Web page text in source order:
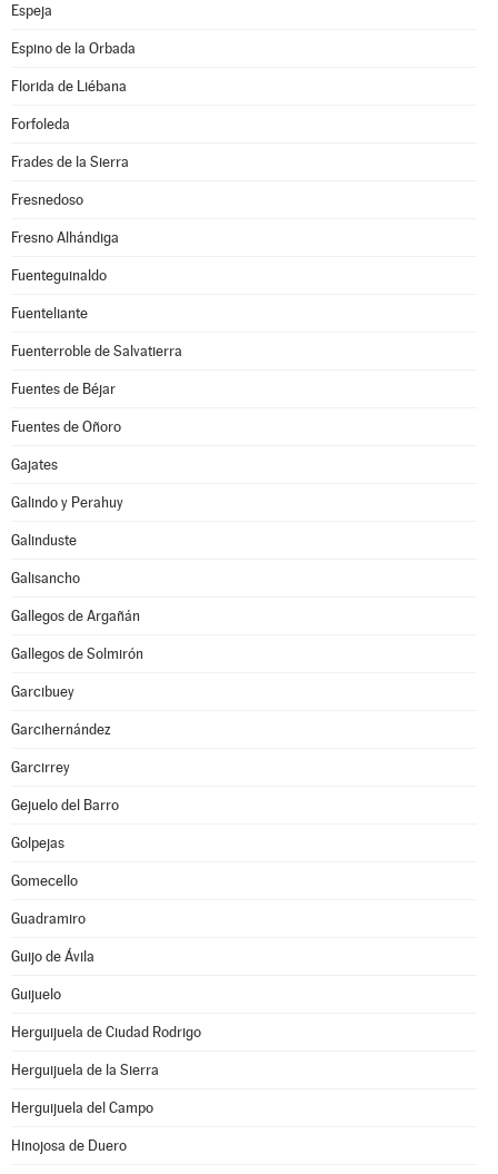
Espeja
Espino de la Orbada
Florida de Liébana
Forfoleda
Frades de la Sierra
Fresnedoso
Fresno Alhándiga
Fuenteguinaldo
Fuenteliante
Fuenterroble de Salvatierra
Fuentes de Béjar
Fuentes de Oñoro
Gajates
Galindo y Perahuy
Galinduste
Galisancho
Gallegos de Argañán
Gallegos de Solmirón
Garcibuey
Garcihernández
Garcirrey
Gejuelo del Barro
Golpejas
Gomecello
Guadramiro
Guijo de Ávila
Guijuelo
Herguijuela de Ciudad Rodrigo
Herguijuela de la Sierra
Herguijuela del Campo
Hinojosa de Duero